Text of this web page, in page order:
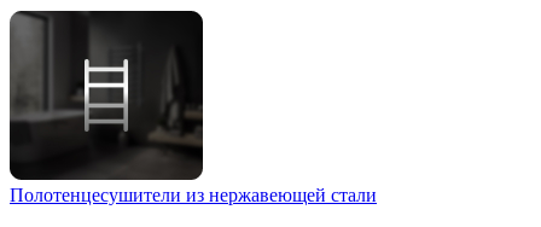
Полотенцесушители из нержавеющей стали